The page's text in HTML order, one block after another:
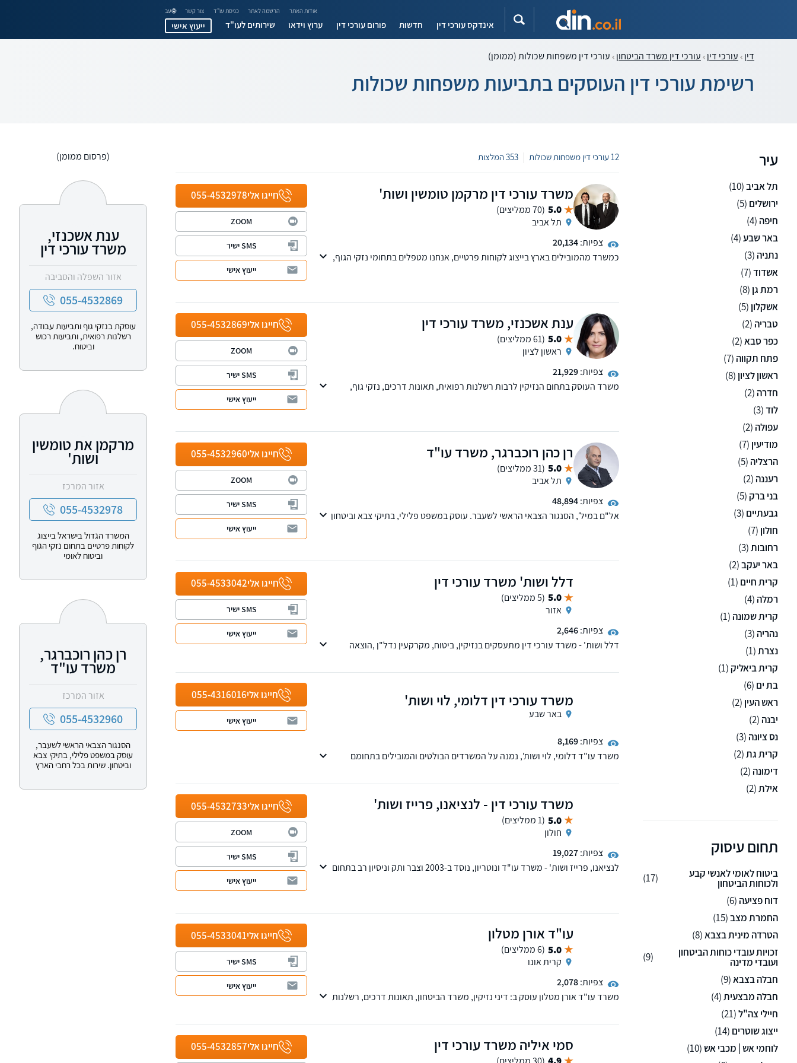
אודות האתר הרשמה לאתר כניסת עו"ד צור קשר 🌐 עב
אינדקס עורכי דין חדשות פורום עורכי דין ערוץ וידאו שירותים לעו"ד ייעוץ אישי
דין עורכי דין עורכי דין משרד הביטחון עורכי דין משפחות שכולות (ממומן)
רשימת עורכי דין העוסקים בתביעות משפחות שכולות
עיר
תל אביב(10)
ירושלים (5)
חיפה (4)
באר שבע(4)
נתניה (3)
אשדוד(7)
רמת גן (8)
אשקלון (5)
טבריה (2)
כפר סבא(2)
פתח תקווה (7)
ראשון לציון (8)
חדרה (2)
לוד(3)
עפולה (2)
מודיעין (7)
הרצליה (5)
רעננה (2)
בני ברק(5)
גבעתיים (3)
חולון (7)
רחובות(3)
באר יעקב(2)
קרית חיים (1)
רמלה (4)
קרית שמונה (1)
נהריה (3)
נצרת(1)
קרית ביאליק(1)
בת ים (6)
ראש העין (2)
יבנה (2)
נס ציונה (3)
קרית גת(2)
דימונה (2)
אילת(2)
תחום עיסוק
ביטוח לאומי לאנשי קבע
ולכוחות הביטחון
(17)
דוח פציעה (6)
החמרת מצב(15)
הטרדה מינית בצבא(8)
זכויות עובדי כוחות הביטחון
ועובדי מדינה
(9)
חבלה בצבא(9)
חבלה מבצעית(4)
חיילי צה"ל(21)
ייצוג שוטרים (14)
לוחמי אש | מכבי אש(10)
12 עורכי דין משפחות שכולות 353 המלצות
משרד עורכי דין מרקמן טומשין ושות'
5.0 (70 ממליצים)
תל אביב
צפיות:20,134
כמשרד מהמובילים בארץ בייצוג לקוחות פרטיים, אנחנו מטפלים בתחומי נזקי הגוף,
אנחנו מאפשרים פתיחת תיקים גם בטלפון.
חייגו אלי055-4532978
ZOOM
SMS ישיר
ייעוץ אישי
ענת אשכנזי, משרד עורכי דין
5.0 (61 ממליצים)
ראשון לציון
צפיות:21,929
משרד העוסק בתחום הנזיקין לרבות רשלנות רפואית, תאונות דרכים, נזקי גוף,
חייגו אלי055-4532869
ZOOM
SMS ישיר
ייעוץ אישי
רן כהן רוכברגר, משרד עו"ד
5.0 (31 ממליצים)
תל אביב
צפיות:48,894
אל"ם במיל׳, הסנגור הצבאי הראשי לשעבר. עוסק במשפט פלילי, בתיקי צבא וביטחון
חייגו אלי055-4532960
ZOOM
SMS ישיר
ייעוץ אישי
דלל ושות' משרד עורכי דין
5.0 (5 ממליצים)
אזור
צפיות:2,646
דלל ושות' - משרד עורכי דין מתעסקים בנזיקין, ביטוח, מקרקעין נדל"ן ,הוצאה
חייגו אלי055-4533042
SMS ישיר
ייעוץ אישי
משרד עורכי דין דלומי, לוי ושות'
באר שבע
צפיות:8,169
משרד עו"ד דלומי, לוי ושות', נמנה על המשרדים הבולטים והמובילים בתחומם
חייגו אלי055-4316016
ייעוץ אישי
משרד עורכי דין - לנציאנו, פרייז ושות'
5.0 (1 ממליצים)
חולון
צפיות:19,027
לנציאנו, פרייז ושות' - משרד עו"ד ונוטריון, נוסד ב-2003 וצבר ותק וניסיון רב בתחום
חייגו אלי055-4532733
ZOOM
SMS ישיר
ייעוץ אישי
עו"ד אורן מטלון
5.0 (6 ממליצים)
קרית אונו
צפיות:2,078
משרד עו"ד אורן מטלון עוסק ב: דיני נזיקין, משרד הביטחון, תאונות דרכים, רשלנות
חייגו אלי055-4533041
SMS ישיר
ייעוץ אישי
סמי איליה משרד עורכי דין חייגו אלי055-4532857
(פרסום ממומן)
ענת אשכנזי,
משרד עורכי דין
אזור השפלה והסביבה
055-4532869
עוסקת בנזקי גוף ותביעות עבודה,
רשלנות רפואית, ותביעות רכוש
וביטוח.
מרקמן את טומשין
ושות'
אזור המרכז
055-4532978
המשרד הגדול בישראל בייצוג
לקוחות פרטיים בתחום נזקי הגוף
וביטוח לאומי
רן כהן רוכברגר,
משרד עו"ד
אזור המרכז
055-4532960
הסנגור הצבאי הראשי לשעבר,
עוסק במשפט פלילי, בתיקי צבא
וביטחון. שירות בכל רחבי הארץ